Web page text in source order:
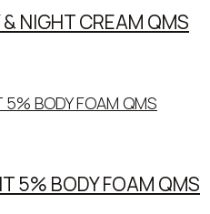
NIGHT CREAM QMS
5% BODY FOAM QMS